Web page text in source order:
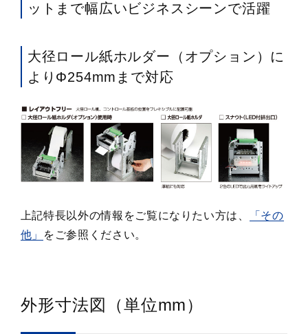
ットまで幅広いビジネスシーンで活躍
大径ロール紙ホルダー（オプション）に
よりΦ254mmまで対応
上記特長以外の情報をご覧になりたい方は、
「その
他」
をご参照ください。
外形寸法図（単位mm）